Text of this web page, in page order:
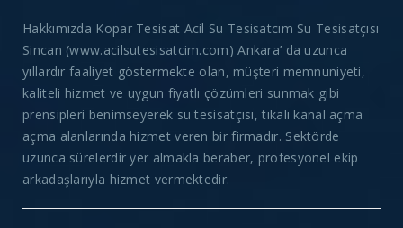
Hakkımızda Kopar Tesisat Acil Su Tesisatcım Su Tesisatçısı
Sincan (www.acilsutesisatcim.com) Ankara’ da uzunca
yıllardır faaliyet göstermekte olan, müşteri memnuniyeti,
kaliteli hizmet ve uygun fiyatlı çözümleri sunmak gibi
prensipleri benimseyerek su tesisatçısı, tıkalı kanal açma
açma alanlarında hizmet veren bir firmadır. Sektörde
uzunca sürelerdir yer almakla beraber, profesyonel ekip
arkadaşlarıyla hizmet vermektedir.